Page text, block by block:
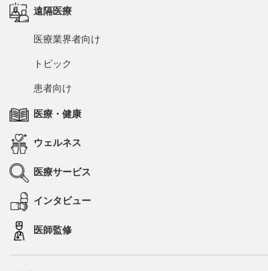
遠隔医療
医療業界者向け
トピック
患者向け
医療・健康
ウェルネス
医療サービス
インタビュー
医師監修